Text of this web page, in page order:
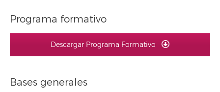
Programa formativo
Descargar Programa Formativo
Bases generales